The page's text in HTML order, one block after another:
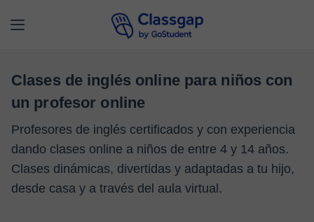
Clases de inglés online para niños con
un profesor online
Profesores de inglés certificados y con experiencia
dando clases online a niños de entre 4 y 14 años.
Clases dinámicas, divertidas y adaptadas a tu hijo,
desde casa y a través del aula virtual.